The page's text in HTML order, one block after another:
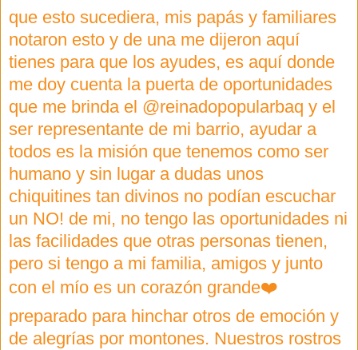
que esto sucediera, mis papás y familiares
notaron esto y de una me dijeron aquí
tienes para que los ayudes, es aquí donde
me doy cuenta la puerta de oportunidades
que me brinda el @reinadopopularbaq y el
ser representante de mi barrio, ayudar a
todos es la misión que tenemos como ser
humano y sin lugar a dudas unos
chiquitines tan divinos no podían escuchar
un NO! de mi, no tengo las oportunidades ni
las facilidades que otras personas tienen,
pero si tengo a mi familia, amigos y junto
con el mío es un corazón grande❤️
preparado para hinchar otros de emoción y
de alegrías por montones. Nuestros rostros